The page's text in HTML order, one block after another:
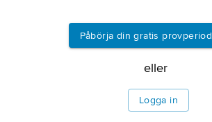
Påbörja din gratis provperiod
eller
Logga in